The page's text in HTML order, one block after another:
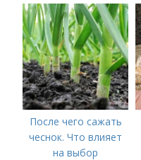
времени на спорт
После чего сажать
чеснок. Что влияет
на выбор